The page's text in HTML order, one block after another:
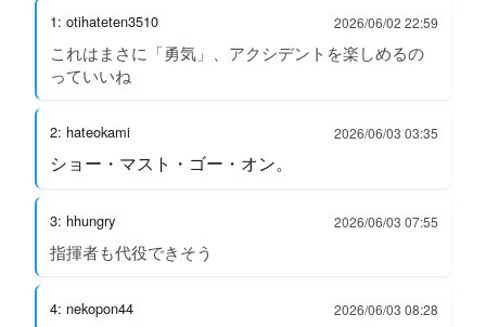
1: otihateten3510 2026/06/02 22:59
これはまさに「勇気」、アクシデントを楽しめるの
っていいね
2: hateokami 2026/06/03 03:35
ショー・マスト・ゴー・オン。
3: hhungry 2026/06/03 07:55
指揮者も代役できそう
4: nekopon44 2026/06/03 08:28